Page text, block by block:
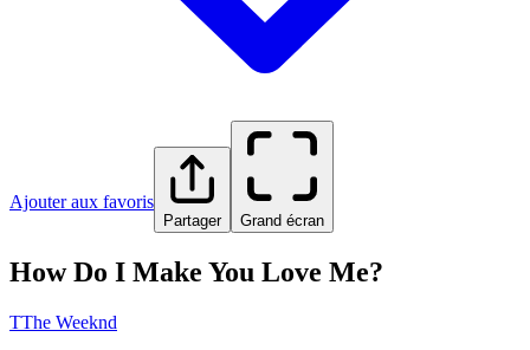
Ajouter aux favoris
Partager Grand écran
How Do I Make You Love Me?
TThe Weeknd